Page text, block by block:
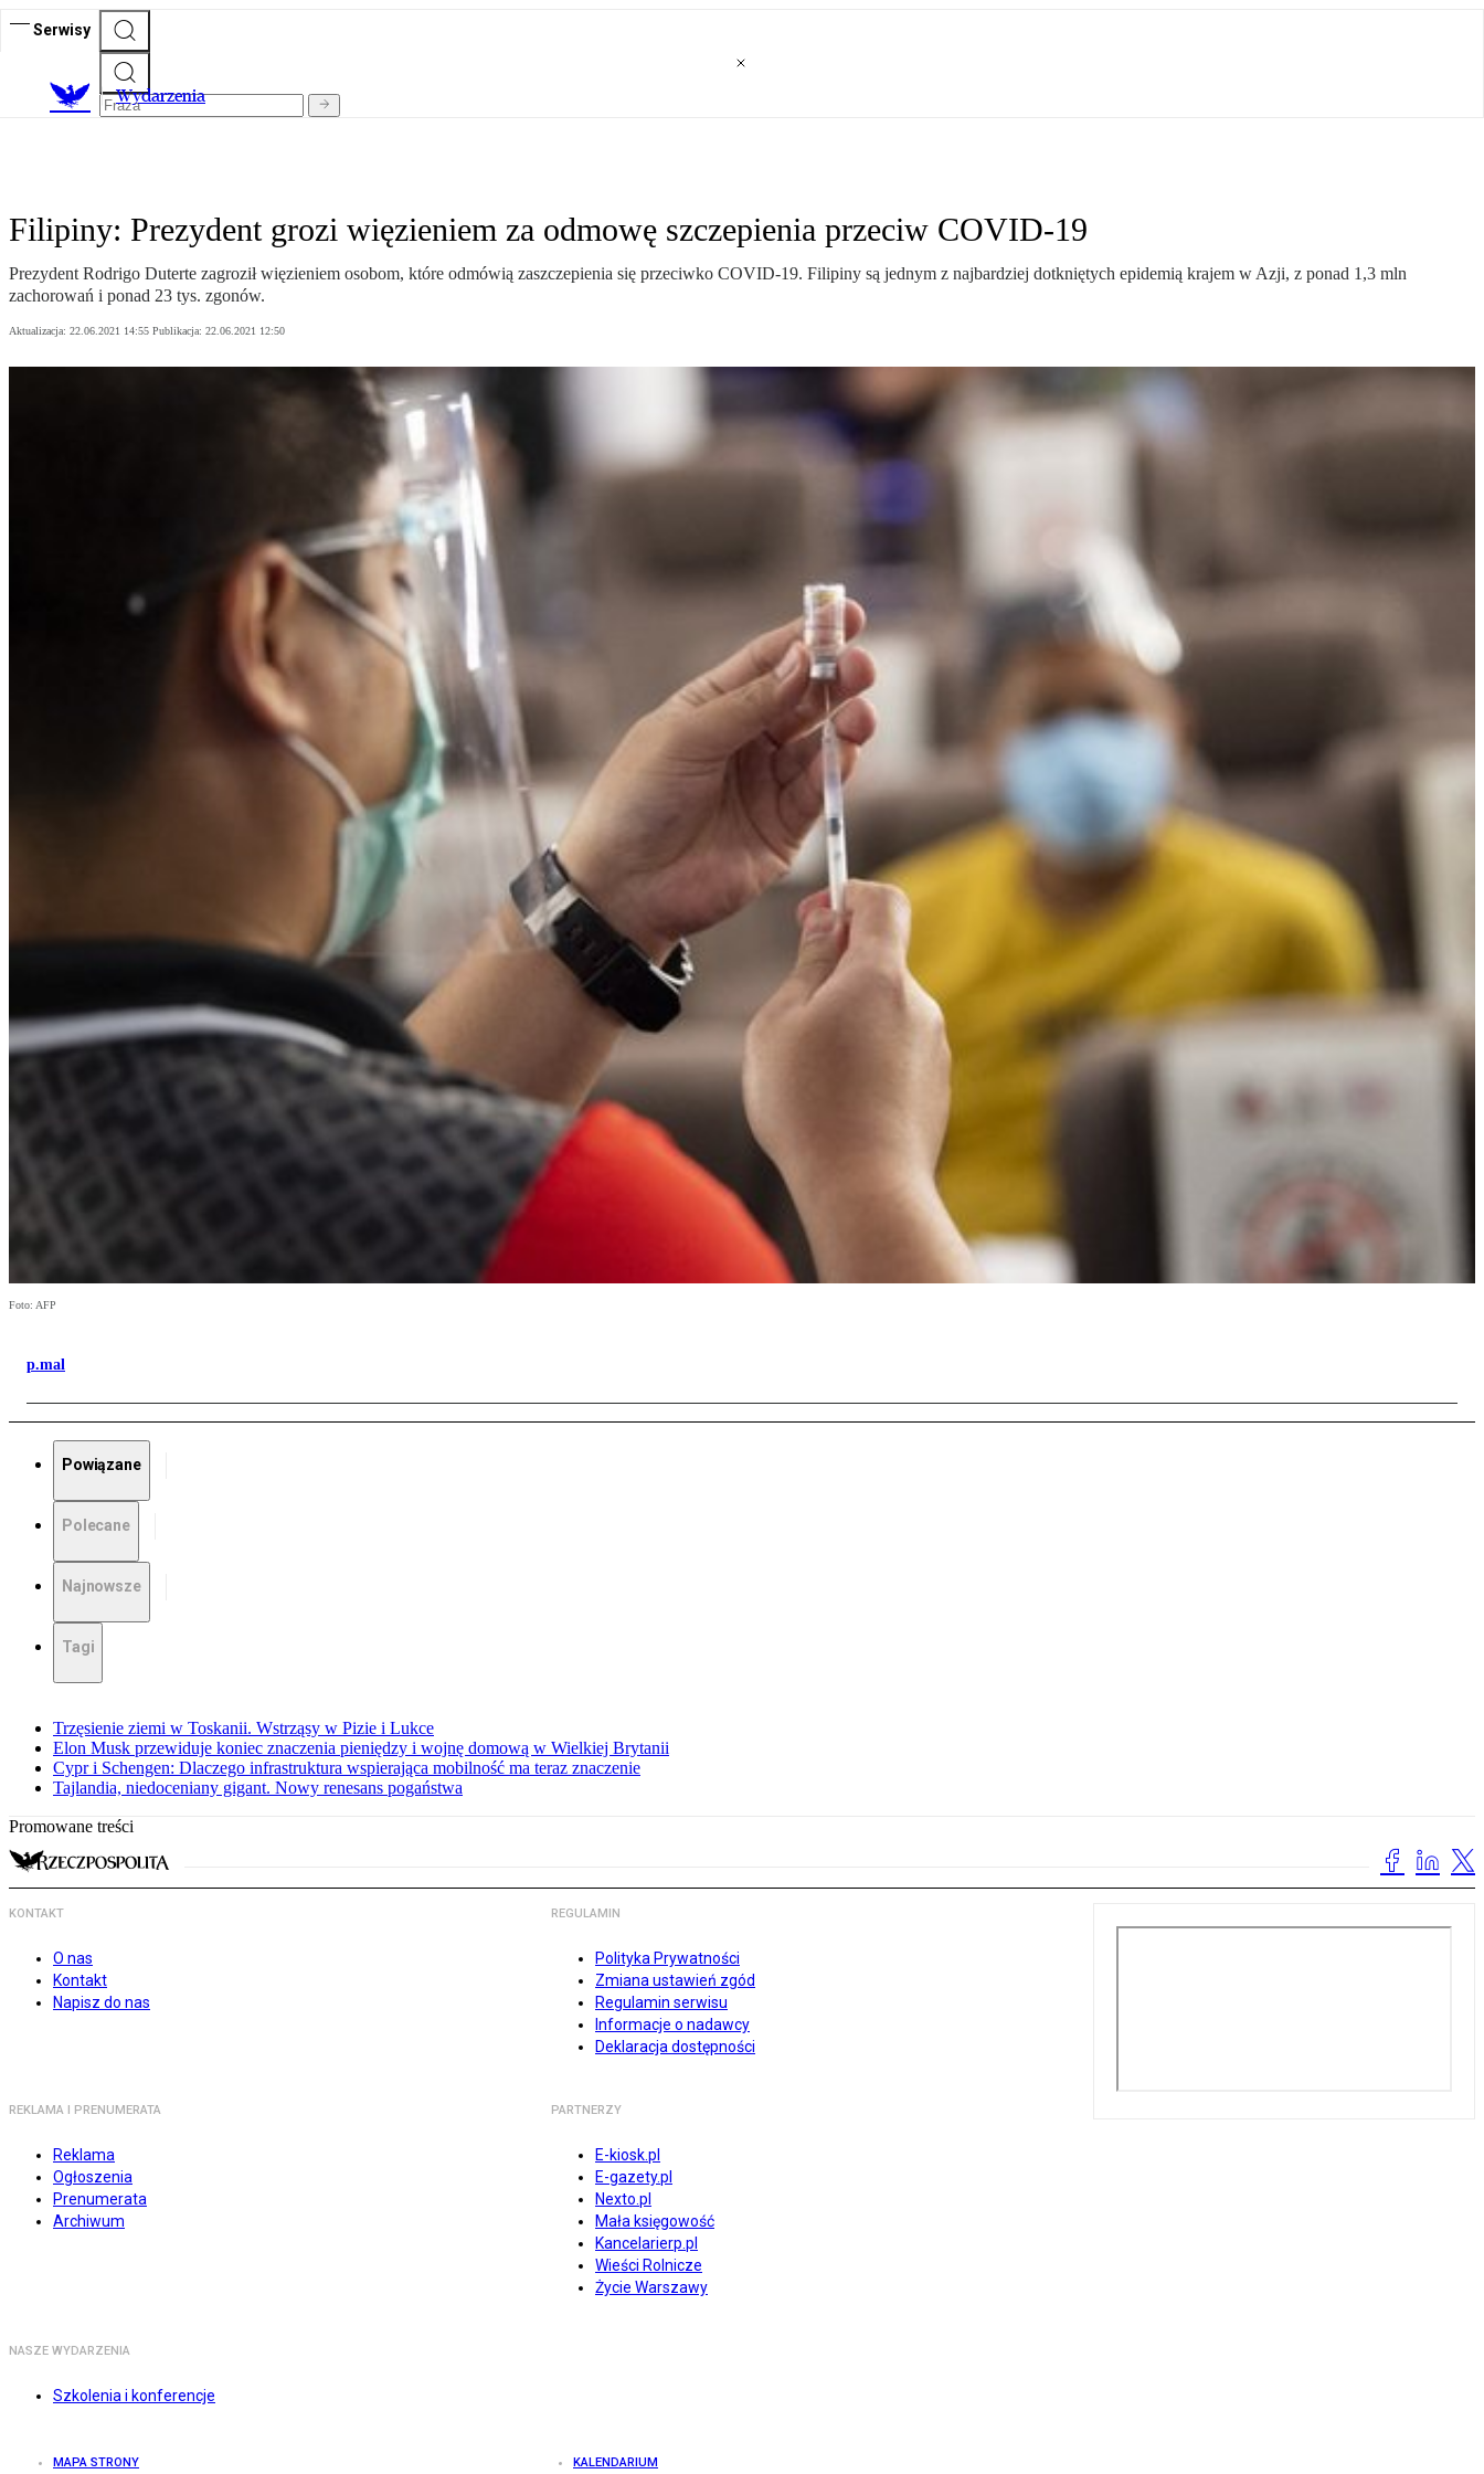
Serwisy
Wydarzenia
Filipiny: Prezydent grozi więzieniem za odmowę szczepienia przeciw COVID-19
Prezydent Rodrigo Duterte zagroził więzieniem osobom, które odmówią zaszczepienia się przeciwko COVID-19. Filipiny są jednym z najbardziej dotkniętych epidemią krajem w Azji, z ponad 1,3 mln
zachorowań i ponad 23 tys. zgonów.
Aktualizacja: 22.06.2021 14:55 Publikacja: 22.06.2021 12:50
Foto: AFP
p.mal
Powiązane
Polecane
Najnowsze
Tagi
Trzęsienie ziemi w Toskanii. Wstrząsy w Pizie i Lukce
Elon Musk przewiduje koniec znaczenia pieniędzy i wojnę domową w Wielkiej Brytanii
Cypr i Schengen: Dlaczego infrastruktura wspierająca mobilność ma teraz znaczenie
Tajlandia, niedoceniany gigant. Nowy renesans pogaństwa
Promowane treści
KONTAKT
O nas
Kontakt
Napisz do nas
REGULAMIN
Polityka Prywatności
Zmiana ustawień zgód
Regulamin serwisu
Informacje o nadawcy
Deklaracja dostępności
REKLAMA I PRENUMERATA
Reklama
Ogłoszenia
Prenumerata
Archiwum
PARTNERZY
E-kiosk.pl
E-gazety.pl
Nexto.pl
Mała księgowość
Kancelarierp.pl
Wieści Rolnicze
Życie Warszawy
NASZE WYDARZENIA
Szkolenia i konferencje
MAPA STRONY KALENDARIUM